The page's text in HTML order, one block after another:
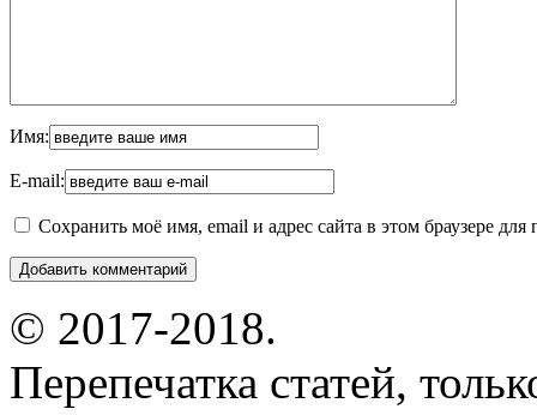
Имя:
E-mail:
Сохранить моё имя, email и адрес сайта в этом браузере
© 2017-2018.
Перепечатка статей,